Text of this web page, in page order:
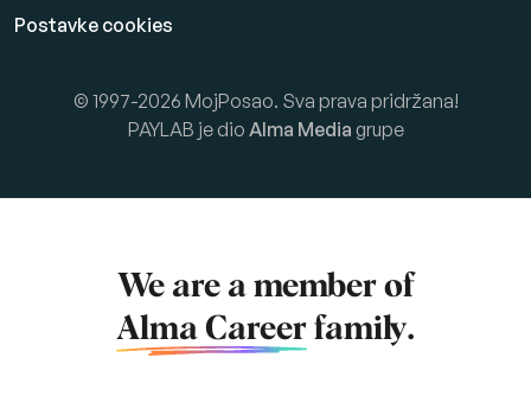
Postavke cookies
© 1997-2026 MojPosao. Sva prava pridržana!
PAYLAB je dio Alma Media grupe
We are a member of
Alma Career family.